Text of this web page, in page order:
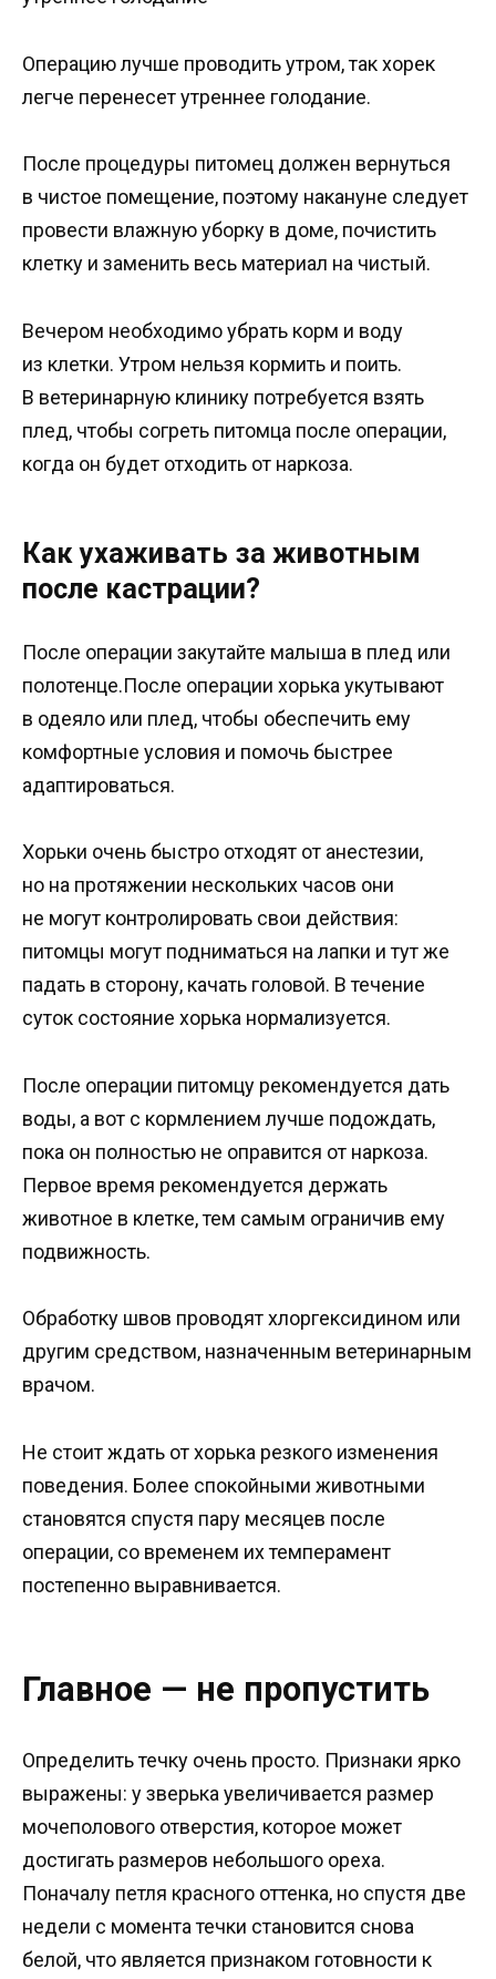
Операцию лучше проводить утром, так хорек
легче перенесет утреннее голодание.
После процедуры питомец должен вернуться
в чистое помещение, поэтому накануне следует
провести влажную уборку в доме, почистить
клетку и заменить весь материал на чистый.
Вечером необходимо убрать корм и воду
из клетки. Утром нельзя кормить и поить.
В ветеринарную клинику потребуется взять
плед, чтобы согреть питомца после операции,
когда он будет отходить от наркоза.
Как ухаживать за животным
после кастрации?
После операции закутайте малыша в плед или
полотенце.После операции хорька укутывают
в одеяло или плед, чтобы обеспечить ему
комфортные условия и помочь быстрее
адаптироваться.
Хорьки очень быстро отходят от анестезии,
но на протяжении нескольких часов они
не могут контролировать свои действия:
питомцы могут подниматься на лапки и тут же
падать в сторону, качать головой. В течение
суток состояние хорька нормализуется.
После операции питомцу рекомендуется дать
воды, а вот с кормлением лучше подождать,
пока он полностью не оправится от наркоза.
Первое время рекомендуется держать
животное в клетке, тем самым ограничив ему
подвижность.
Обработку швов проводят хлоргексидином или
другим средством, назначенным ветеринарным
врачом.
Не стоит ждать от хорька резкого изменения
поведения. Более спокойными животными
становятся спустя пару месяцев после
операции, со временем их темперамент
постепенно выравнивается.
Главное — не пропустить
Определить течку очень просто. Признаки ярко
выражены: у зверька увеличивается размер
мочеполового отверстия, которое может
достигать размеров небольшого ореха.
Поначалу петля красного оттенка, но спустя две
недели с момента течки становится снова
белой, что является признаком готовности к